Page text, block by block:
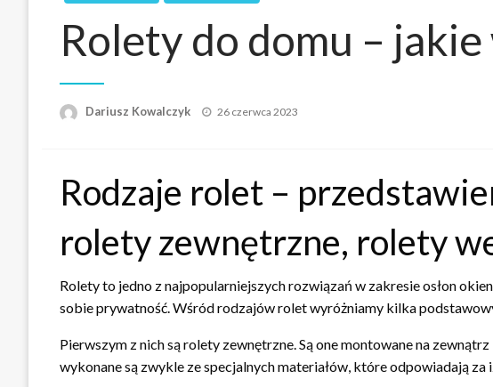
Rolety do domu –
Dariusz Kowalczyk
Opublikowane
26 czerwca 2023
Rodzaje rolet –
rolety zewnętrzne, rolety
Rolety to jedno z najpopularniejszych rozwiązań w zakresie osłon
sobie prywatność. Wśród rodzajów rolet wyróżniamy kilka
Pierwszym z nich są rolety zewnętrzne. Są one montowane na
wykonane są zwykle ze specjalnych materiałów, które odpowiadają